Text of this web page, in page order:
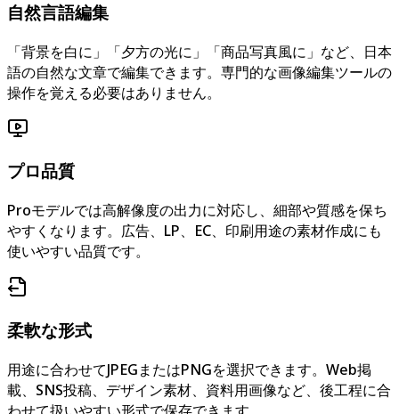
自然言語編集
「背景を白に」「夕方の光に」「商品写真風に」など、日本
語の自然な文章で編集できます。専門的な画像編集ツールの
操作を覚える必要はありません。
プロ品質
Proモデルでは高解像度の出力に対応し、細部や質感を保ち
やすくなります。広告、LP、EC、印刷用途の素材作成にも
使いやすい品質です。
柔軟な形式
用途に合わせてJPEGまたはPNGを選択できます。Web掲
載、SNS投稿、デザイン素材、資料用画像など、後工程に合